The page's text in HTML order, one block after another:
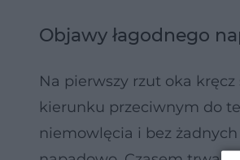
Objawy łagodnego
Na pierwszy rzut oka
kierunku przeciwnym do
niemowlęcia i bez